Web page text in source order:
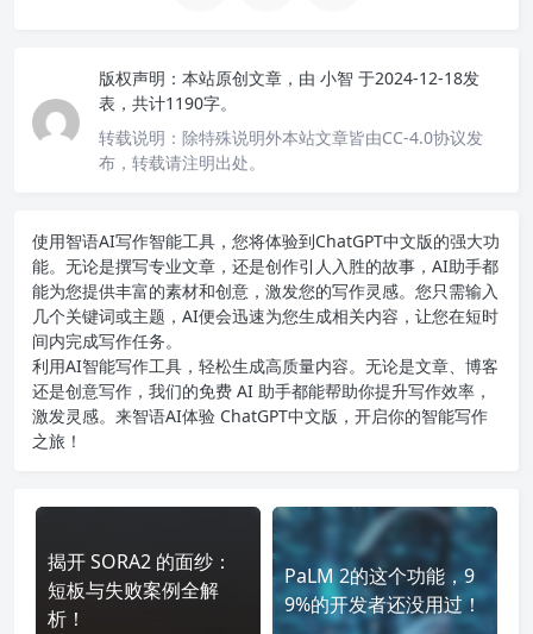
版权声明： 本站原创文章，由 小智 于2024-12-18发
表，共计1190字。
转载说明： 除特殊说明外本站文章皆由CC-4.0协议发
布，转载请注明出处。
使用智语AI写作智能工具，您将体验到ChatGPT中文版的强大功
能。无论是撰写专业文章，还是创作引人入胜的故事，AI助手都
能为您提供丰富的素材和创意，激发您的写作灵感。您只需输入
几个关键词或主题，AI便会迅速为您生成相关内容，让您在短时
间内完成写作任务。
利用AI智能写作工具，轻松生成高质量内容。无论是文章、博客
还是创意写作，我们的免费 AI 助手都能帮助你提升写作效率，
激发灵感。来智语AI体验 ChatGPT中文版 ，开启你的智能写作
之旅！
揭开 SORA2 的面纱：
短板与失败案例全解
析！
PaLM 2的这个功能，9
9%的开发者还没用过！